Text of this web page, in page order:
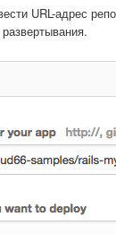
URL-адрес